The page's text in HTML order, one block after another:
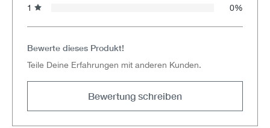
1
0%
Bewerte dieses Produkt!
Teile Deine Erfahrungen mit anderen Kunden.
Bewertung schreiben